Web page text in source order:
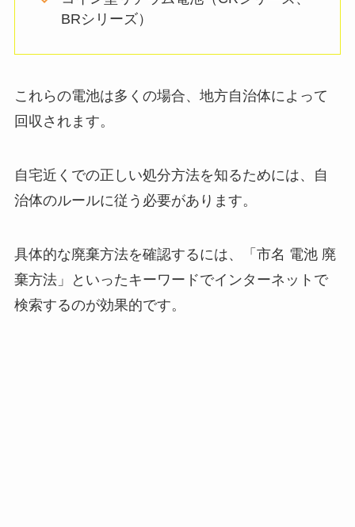
BRシリーズ）
これらの電池は多くの場合、地方自治体によって
回収されます。
自宅近くでの正しい処分方法を知るためには、自
治体のルールに従う必要があります。
具体的な廃棄方法を確認するには、「市名 電池 廃
棄方法」といったキーワードでインターネットで
検索するのが効果的です。